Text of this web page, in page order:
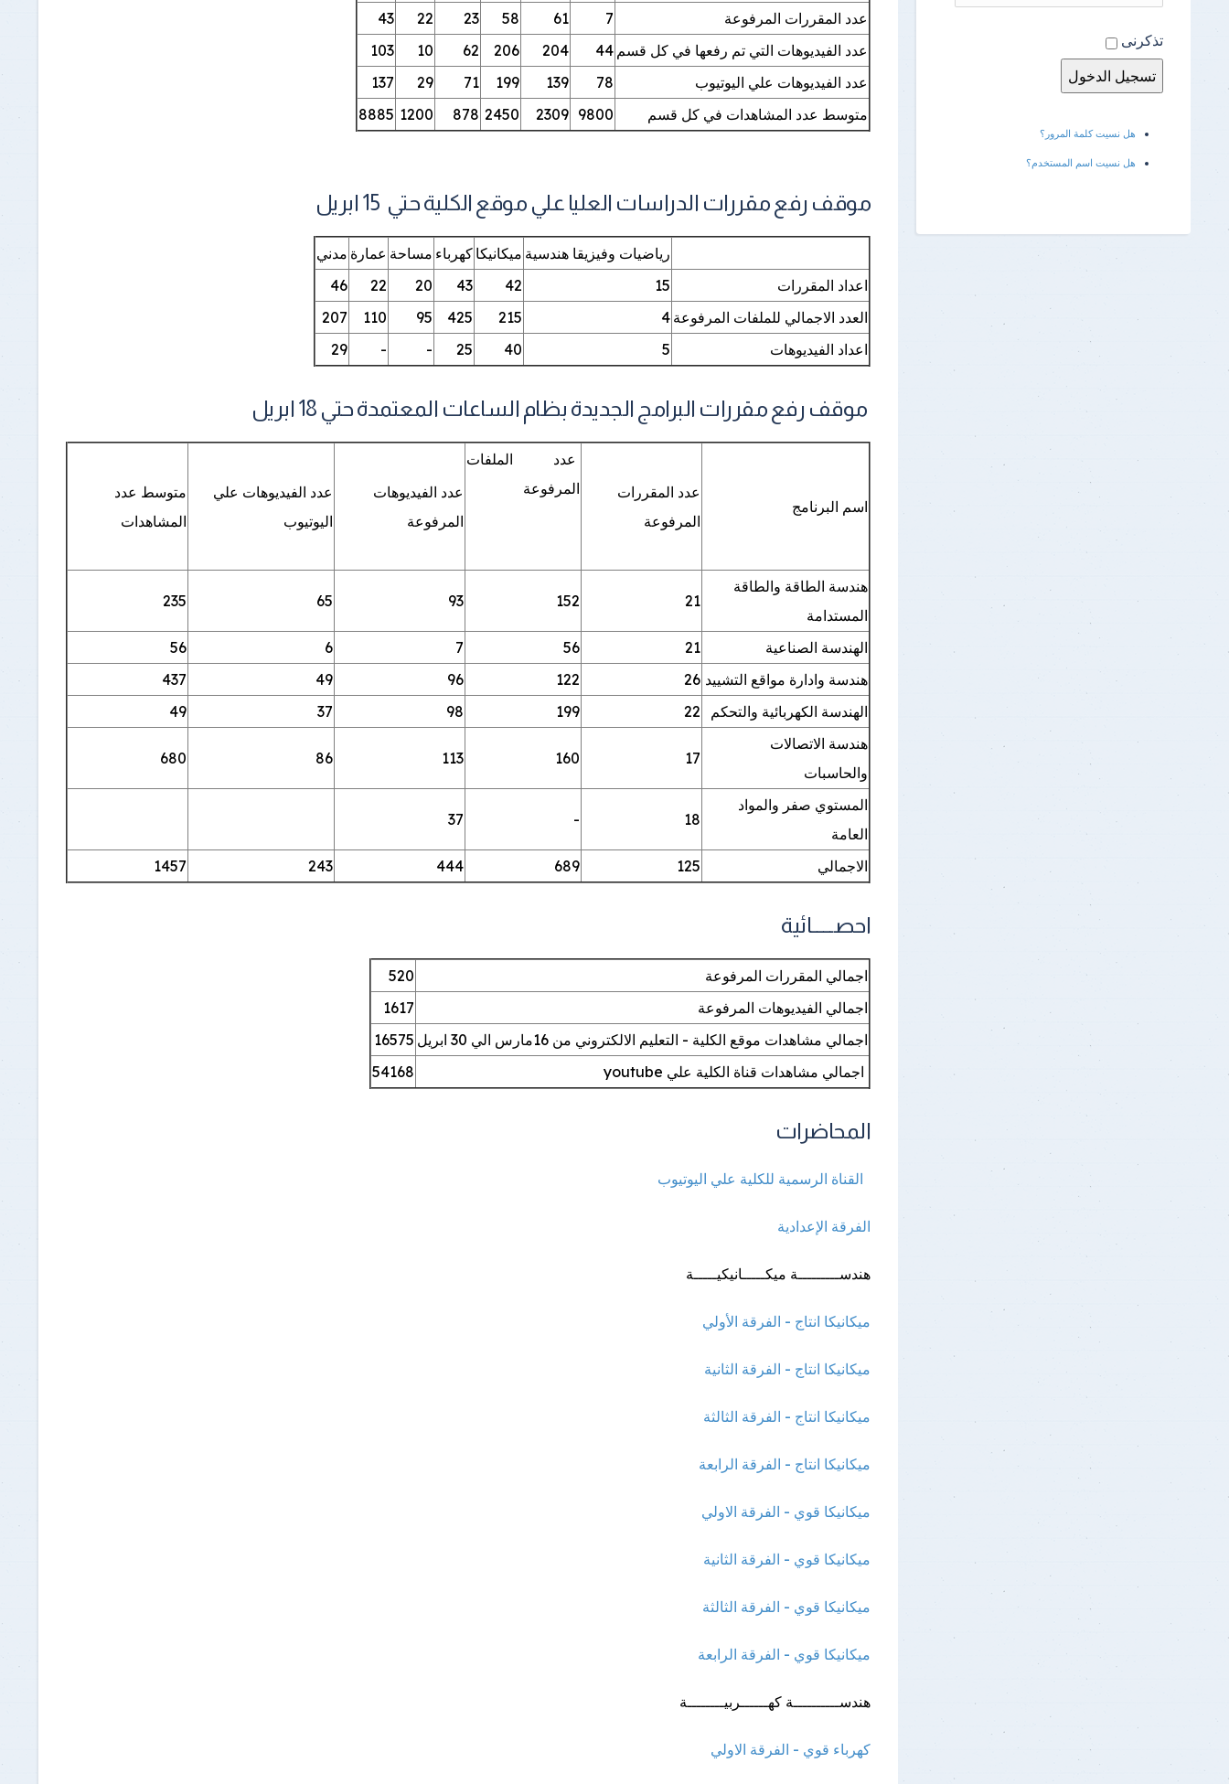
أخلاقيات المهنة
دليل الطالب حول القواعد المنظمة
للامتحانات
دليل الاختبارات الإلكترونية هندسة شبرا
المصروفات الدراسية
نتائج الإمتحانات
أماكن اللجان
أرقام الجلوس
إدارة رعاية الشباب خدمات طلابية تقدمها رعاية الشباب
إجراءات الحصول على منح
قصص نجاح ومسابقات
إتحاد الطلاب
الإرشاد الأكاديمي والدعم النفسي والاجتماعي
الطلاب الوافدون
الإجراءات وقت جائحة كورونا المحاضرات
منتديات الطلاب
البرامج والمقررات الدراسية
المصروفات الدراسية
شكاوى ومقترحات
عدد المقررات المرفوعة
7
61
58
23
22
43
عدد الفيديوهات التي تم رفعها في كل قسم 44
204
206
62
10
103
عدد الفيديوهات علي اليوتيوب
78
139
199
71
29
137
متوسط عدد المشاهدات في كل قسم
9800
2309
2450
878
1200
8885
موقف رفع مقررات الدراسات العليا علي موقع الكلية حتي 15 ابريل
رياضيات وفيزيقا هندسية ميكانيكا كهرباء مساحة عمارة مدني
اعداد المقررات
15
42
43
20
22
46
العدد الاجمالي للملفات المرفوعة 4
215
425
95
110
207
اعداد الفيديوهات
5
40
25
-
-
29
موقف رفع مقررات البرامج الجديدة بظام الساعات المعتمدة حتي 18 ابريل
اسم البرنامج
عدد المقررات
المرفوعة
عدد الملفات
المرفوعة
عدد الفيديوهات
المرفوعة
عدد الفيديوهات علي
اليوتيوب
متوسط عدد
المشاهدات
هندسة الطاقة والطاقة
المستدامة
21
152
93
65
235
الهندسة الصناعية 21
56
7
6
56
هندسة وادارة مواقع التشييد 26
122
96
49
437
الهندسة الكهربائية والتحكم
22
199
98
37
49
هندسة الاتصالات
والحاسبات
17
160
113
86
680
المستوي صفر والمواد
العامة
18
-
37
الاجمالي 125
689
444
243
1457
احصـــــــائية
اجمالي المقررات المرفوعة
520
اجمالي الفيديوهات المرفوعة
1617
اجمالي مشاهدات موقع الكلية - التعليم الالكتروني من 16مارس الي 30 ابريل
16575
اجمالي مشاهدات قناة الكلية علي youtube
54168
المحاضرات
القناة الرسمية للكلية علي اليوتيوب
الفرقة الإعدادية
هندســـــــــة ميكـــــانيكيـــــة
ميكانيكا انتاج - الفرقة الأولي
ميكانيكا انتاج - الفرقة الثانية
ميكانيكا انتاج - الفرقة الثالثة
ميكانيكا انتاج - الفرقة الرابعة
ميكانيكا قوي - الفرقة الاولي
ميكانيكا قوي - الفرقة الثانية
ميكانيكا قوي - الفرقة الثالثة
ميكانيكا قوي - الفرقة الرابعة
هندســــــــــة كهــــــربيــــــــة
كهرباء قوي - الفرقة الاولي
تذكرنى
هل نسيت كلمة المرور؟
هل نسيت اسم المستخدم؟